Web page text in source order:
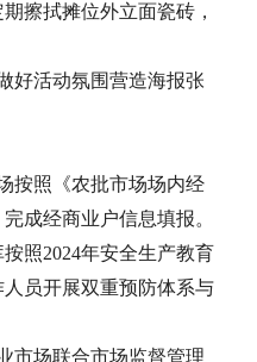
擦拭摊位外立面瓷砖，
好活动氛围营造海报张
按照《农批市场场内经
成经商业户信息填报。
照2024年安全生产教育
员开展双重预防体系与
市场联合市场监督管理